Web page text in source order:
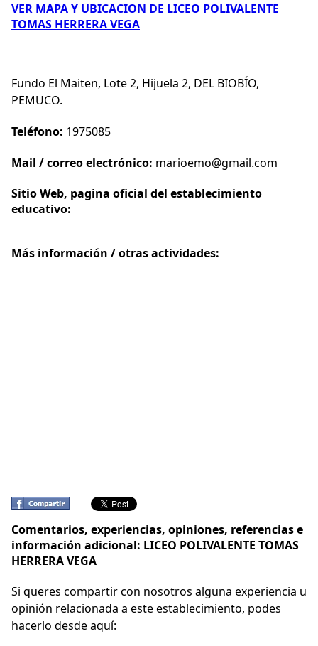
VER MAPA Y UBICACION DE LICEO POLIVALENTE
TOMAS HERRERA VEGA
Fundo El Maiten, Lote 2, Hijuela 2, DEL BIOBÍO,
PEMUCO.
Teléfono: 1975085
Mail / correo electrónico: marioemo@gmail.com
Sitio Web, pagina oficial del establecimiento
educativo:
Más información / otras actividades:
Comentarios, experiencias, opiniones, referencias e
información adicional: LICEO POLIVALENTE TOMAS
HERRERA VEGA
Si queres compartir con nosotros alguna experiencia u
opinión relacionada a este establecimiento, podes
hacerlo desde aquí: